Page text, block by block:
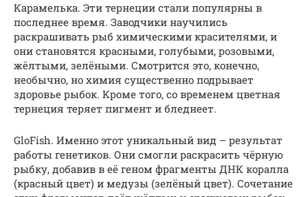
Карамелька. Эти тернеции стали популярны в
последнее время. Заводчики научились
раскрашивать рыб химическими красителями, и
они становятся красными, голубыми, розовыми,
жёлтыми, зелёными. Смотрится это, конечно,
необычно, но химия существенно подрывает
здоровье рыбок. Кроме того, со временем цветная
тернеция теряет пигмент и бледнеет.
GloFish. Именно этот уникальный вид – результат
работы генетиков. Они смогли раскрасить чёрную
рыбку, добавив в её геном фрагменты ДНК коралла
(красный цвет) и медузы (зелёный цвет). Сочетание